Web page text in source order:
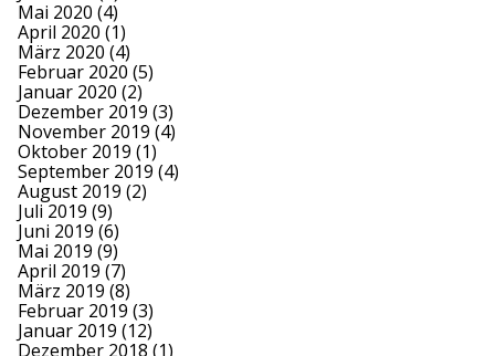
Mai 2020 (4)
April 2020 (1)
März 2020 (4)
Februar 2020 (5)
Januar 2020 (2)
Dezember 2019 (3)
November 2019 (4)
Oktober 2019 (1)
September 2019 (4)
August 2019 (2)
Juli 2019 (9)
Juni 2019 (6)
Mai 2019 (9)
April 2019 (7)
März 2019 (8)
Februar 2019 (3)
Januar 2019 (12)
Dezember 2018 (1)